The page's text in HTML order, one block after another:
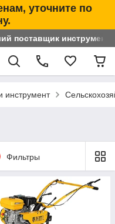
уточните по
поставщик
инструмент
Фильтры